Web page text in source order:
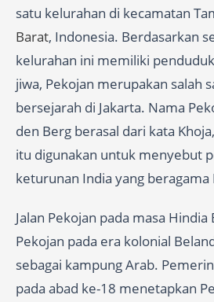
satu kelurahan di kecamatan
Barat, Indonesia. Berdasarkan
kelurahan ini memiliki
jiwa, Pekojan merupakan salah
bersejarah di Jakarta. Nama
den Berg berasal dari kata
itu digunakan untuk menyebut
keturunan India yang beragama
Jalan Pekojan pada masa Hindia
Pekojan pada era kolonial
sebagai kampung Arab.
pada abad ke-18 menetapkan